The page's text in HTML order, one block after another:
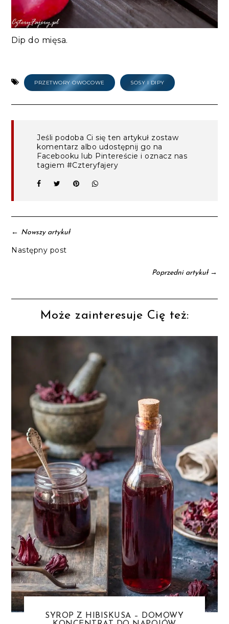
Dip do mięsa.
PRZETWORY OWOCOWE SOSY I DIPY
Jeśli podoba Ci się ten artykuł zostaw
komentarz albo udostępnij go na
Facebooku lub Pintereście i oznacz nas
tagiem #Czteryfajery
← Nowszy artykuł
Następny post
Poprzedni artykuł→
Może zainteresuje Cię też:
SYROP Z HIBISKUSA – DOMOWY